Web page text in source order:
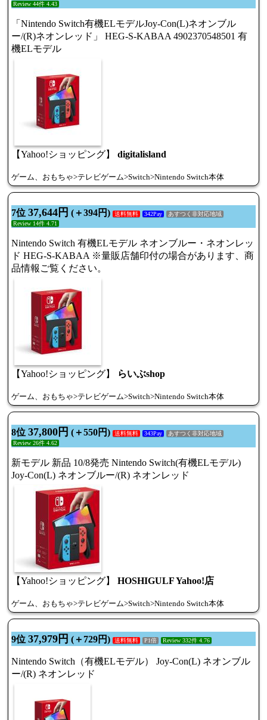
Review 44件 4.43
「Nintendo Switch有機ELモデルJoy-Con(L)ネオンブル
ー/(R)ネオンレッド」 HEG-S-KABAA 4902370548501 有
機ELモデル
【Yahoo!ショッピング】 digitalisland
ゲーム、おもちゃ>テレビゲーム>Switch>Nintendo Switch本体
7位 37,644円 (＋394円) 送料無料 342Pay
あすつく非対応地域
Review 14件 4.71
Nintendo Switch 有機ELモデル ネオンブルー・ネオンレッ
ド HEG-S-KABAA ※量販店舗印付の場合があります、商
品情報ご覧ください。
【Yahoo!ショッピング】 らいぶshop
ゲーム、おもちゃ>テレビゲーム>Switch>Nintendo Switch本体
8位 37,800円 (＋550円) 送料無料 343Pay
あすつく非対応地域
Review 26件 4.62
新モデル 新品 10/8発売 Nintendo Switch(有機ELモデル)
Joy-Con(L) ネオンブルー/(R) ネオンレッド
【Yahoo!ショッピング】 HOSHIGULF Yahoo!店
ゲーム、おもちゃ>テレビゲーム>Switch>Nintendo Switch本体
9位 37,979円 (＋729円) 送料無料 P1倍 Review 332件 4.76
Nintendo Switch（有機ELモデル） Joy-Con(L) ネオンブル
ー/(R) ネオンレッド